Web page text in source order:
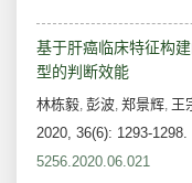
基于肝癌临床特征构
型的判断效能
林栋毅, 彭波, 郑景辉, 王
2020, 36(6): 1293-1298.
5256.2020.06.021